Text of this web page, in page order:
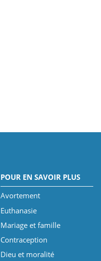
POUR EN SAVOIR PLUS
Avortement
Euthanasie
Mariage et famille
Contraception
Dieu et moralité